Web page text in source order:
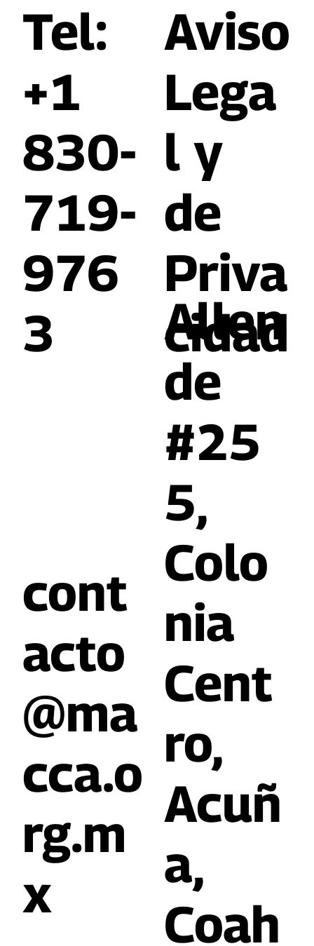
Tel:
+1
830-
719-
976
3
cont
acto
@ma
cca.o
rg.m
x
Allen
de
#25
5,
Colo
nia
Cent
ro,
Acuñ
a,
Coah
​Aviso
Lega
l y
de
Priva
cidad